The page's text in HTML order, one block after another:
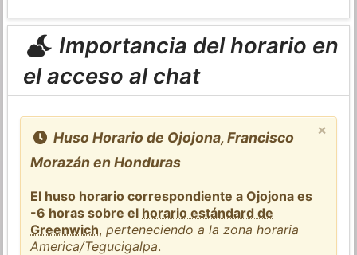
Importancia del horario en
el acceso al chat
×
Huso Horario de Ojojona, Francisco
Morazán en Honduras
El huso horario correspondiente a Ojojona es
-6 horas sobre el horario estándard de
Greenwich,perteneciendo a la zona horaria
America/Tegucigalpa.